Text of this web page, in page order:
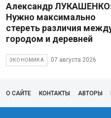
Александр
Нужно максимально
стереть различия
городом и деревней
ЭКОНОМИКА 07 августа 2026
О САЙТЕ КОНТАКТЫ АВТОРЫ